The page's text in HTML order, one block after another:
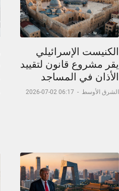
الكنيست الإسرائيلي
يقر مشروع قانون لتقييد
الأذان في المساجد
الشرق الأوسط -
06:17 02-07-2026